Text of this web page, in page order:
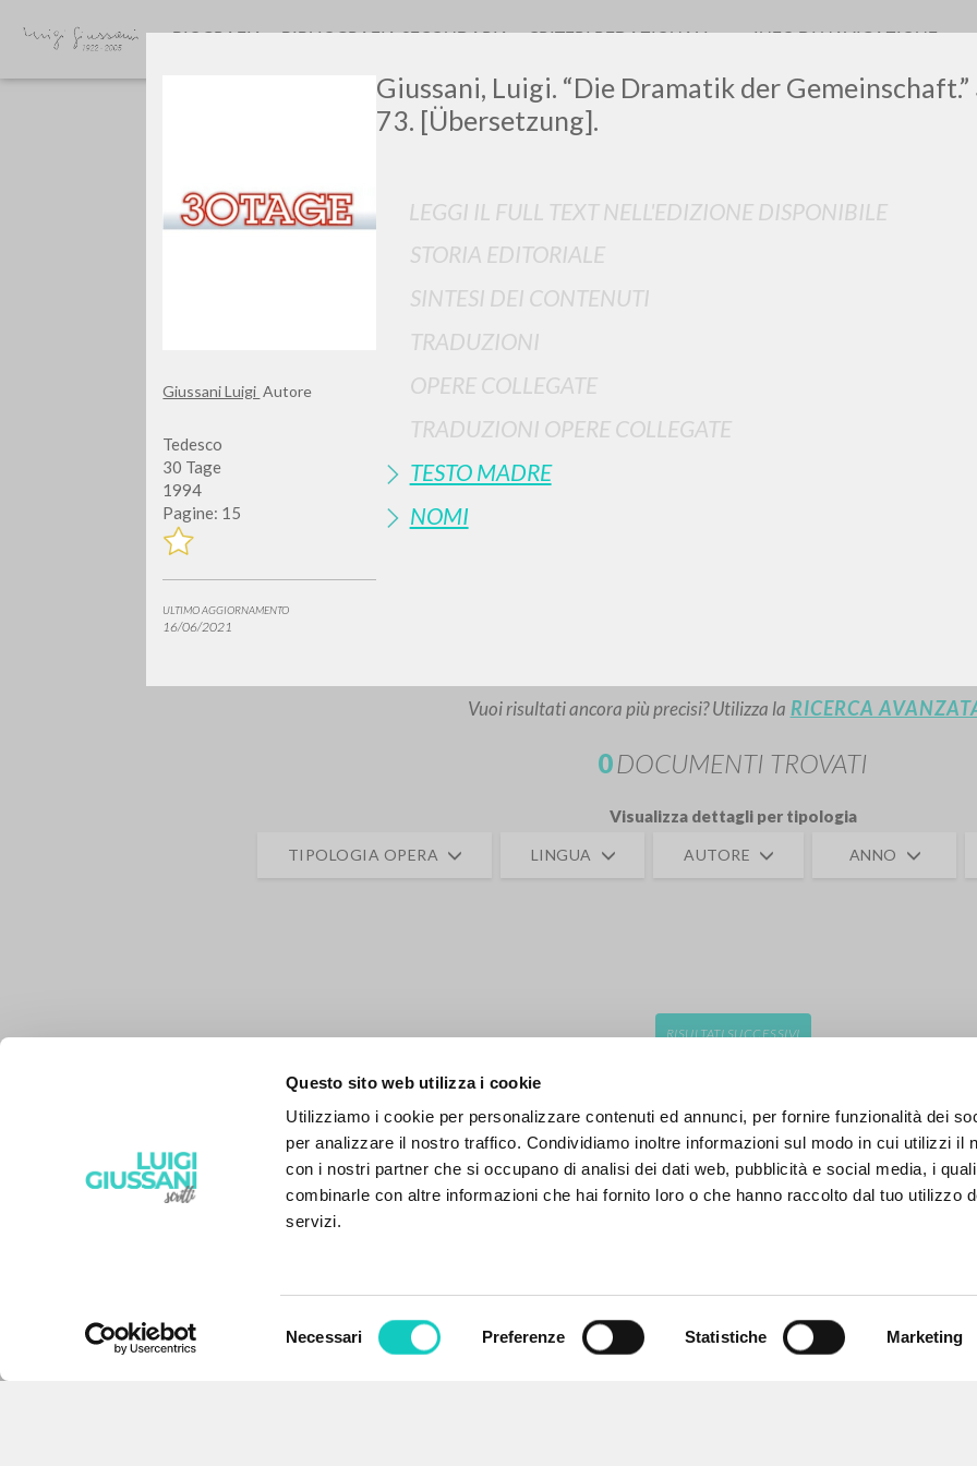
Questo sito web utilizza i cookie
Utilizziamo i cookie per personalizzare contenuti ed annunci, per fornire funzionalità dei
per analizzare il nostro traffico. Condividiamo inoltre informazioni sul modo in cui utilizzi il
con i nostri partner che si occupano di analisi dei dati web, pubblicità e social media, i
combinarle con altre informazioni che hai fornito loro o che hanno raccolto dal tuo utilizzo
servizi.
Necessari Preferenze Statistiche Marketing
Giussani Luigi Autore
Tedesco
30 Tage
1994
Pagine: 15
ULTIMO AGGIORNAMENTO
16/06/2021
Giussani, Luigi. “Die Dramatik der Gemeinschaft.”
73. [Übersetzung].
LEGGI IL FULL TEXT NELL'EDIZIONE DISPONIBILE
STORIA EDITORIALE
SINTESI DEI CONTENUTI
TRADUZIONI
OPERE COLLEGATE
TRADUZIONI OPERE COLLEGATE
TESTO MADRE
NOMI
LUIGI
GIUSSANI
BIOGRAFIA BIBLIOGRAFIA SECONDARIA CRITERI REDAZIONALI INFO DI NAVIGAZIONE
Vuoi risultati ancora più precisi? Utilizza la RICERCA
0DOCUMENTI TROVATI
Visualizza dettagli per tipologia
TIPOLOGIA OPERA LINGUA AUTORE ANNO
RISULTATI SUCCESSIVI
IL PROGETTO NAVIGA LINGUA